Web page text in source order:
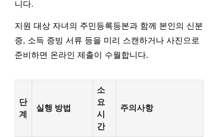
니다.
지원 대상 자녀의 주민등록등본과 함께 본인의 신분
증, 소득 증빙 서류 등을 미리 스캔하거나 사진으로
준비하면 온라인 제출이 수월합니다.
단
계
실행 방법
소
요
시
간
주의사항